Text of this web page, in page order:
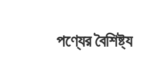
পণ্যের বৈশিষ্ট্য